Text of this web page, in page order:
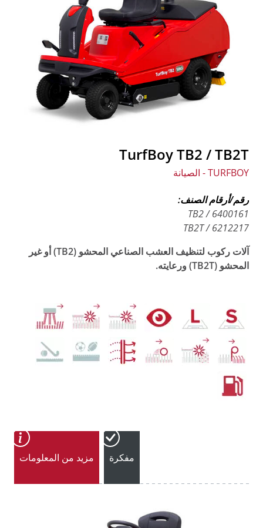
TurfBoy TB2 / TB2T
TURFBOY - الصيانة
رقم/أرقام الصنف:
6400161 / TB2
6212217 / TB2T
آلات ركوب لتنظيف العشب الصناعي المحشو (TB2) أو غير
المحشو (TB2T) ورعايته.
مفكرة مزيد من المعلومات